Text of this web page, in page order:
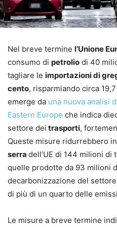
Nel breve termine l’Unione
consumo di petrolio di 40
tagliare le importazioni di
cento, risparmiando circa
emerge da una nuova analisi
Eastern Europe che indica
settore dei trasporti,
Queste misure ridurrebbero
serra dell’UE di 144 milioni di
quelle prodotte da 93 milioni
decarbonizzazione del
di più di un quarto delle
Le misure a breve termine